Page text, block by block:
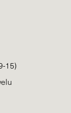
15)